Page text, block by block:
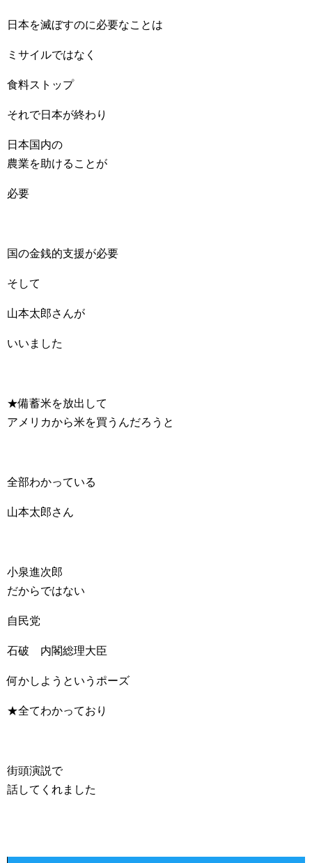
日本を滅ぼすのに必要なことは
ミサイルではなく
食料ストップ
それで日本が終わり
日本国内の
農業を助けることが
必要
国の金銭的支援が必要
そして
山本太郎さんが
いいました
★備蓄米を放出して
アメリカから米を買うんだろうと
全部わかっている
山本太郎さん
小泉進次郎
だからではない
自民党
石破 内閣総理大臣
何かしようというポーズ
★全てわかっており
街頭演説で
話してくれました